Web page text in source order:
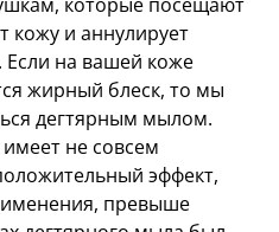
кожу и аннулирует
Если на вашей коже
жирный блеск, то мы
дегтярным мылом.
не совсем
эффект,
превыше